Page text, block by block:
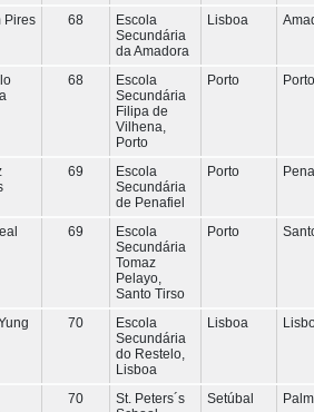
Pires 68
Escola
Secundária
da Amadora
Lisboa
68
Escola
Secundária
Filipa de
Vilhena,
Porto
Porto Porto
69
Escola
Secundária
de Penafiel
Porto
69
Escola
Secundária
Tomaz
Pelayo,
Santo Tirso
Porto
70
Escola
Secundária
do Restelo,
Lisboa
Lisboa
70
St. Peters´s
Setúbal